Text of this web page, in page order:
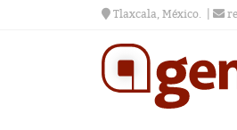
Tlaxcala, México.